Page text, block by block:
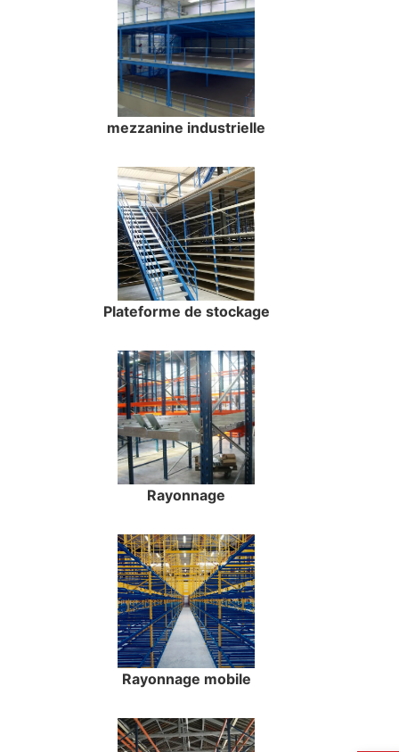
mezzanine industrielle
Plateforme de stockage
Rayonnage
Rayonnage mobile